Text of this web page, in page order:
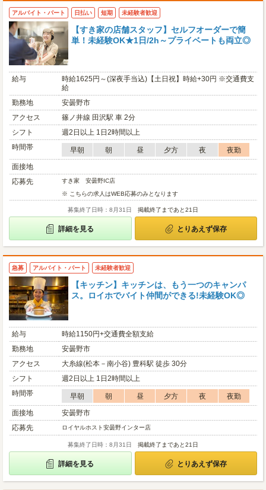
アルバイト・パート 日払い 短期 未経験者歓迎
【すき家の店舗スタッフ】セルフオーダーで簡
単！未経験OK★1日/2h～プライベートも両立◎
給与
時給1625円～(深夜手当込)【土日祝】時給+30円 ※交通費支
給
勤務地
安曇野市
アクセス
篠ノ井線 田沢駅 車 2分
シフト
週2日以上 1日2時間以上
時間帯
早朝 朝 昼 夕方 夜
夜勤
面接地
応募先
すき家 安曇野IC店
※ こちらの求人はWEB応募のみとなります
募集終了日時：8月31日 掲載終了まであと21日
詳細を見る とりあえず保存
急募 アルバイト・パート 未経験者歓迎
【キッチン】キッチンは、もう一つのキャンパ
ス。ロイホでバイト仲間ができる!未経験OK◎
給与
時給1150円+交通費全額支給
勤務地
安曇野市
アクセス
大糸線(松本－南小谷) 豊科駅 徒歩 30分
シフト
週2日以上 1日2時間以上
時間帯
早朝 朝 昼 夕方 夜
夜勤
面接地
安曇野市
応募先
ロイヤルホスト安曇野インター店
募集終了日時：8月31日 掲載終了まであと21日
詳細を見る とりあえず保存